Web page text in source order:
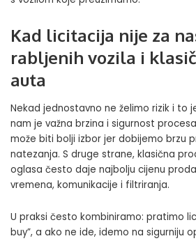
Kad licitacija nije za
rabljenih vozila i
auta
Nekad jednostavno ne želimo rizik i to
nam je važna brzina i sigurnost
može biti bolji izbor jer dobijemo brzu
natezanja. S druge strane, klasična
oglasa često daje najbolju cijenu
vremena, komunikacije i filtriranja.
U praksi često kombiniramo: pratimo
buy”, a ako ne ide, idemo na sigurniju